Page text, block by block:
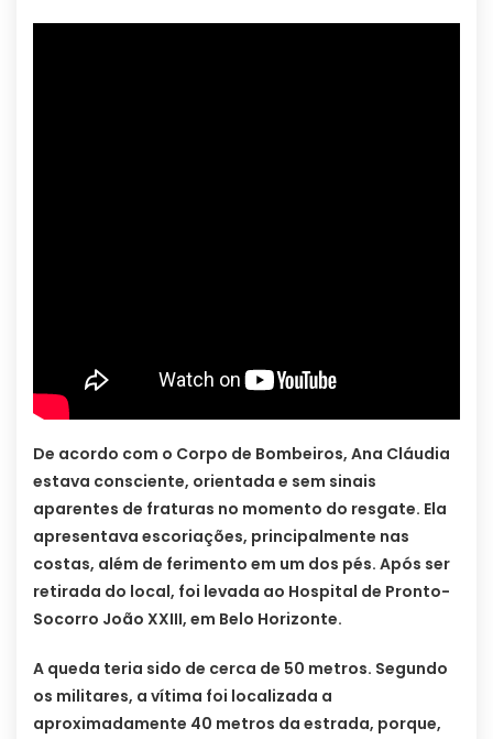
De acordo com o Corpo de Bombeiros, Ana Cláudia
estava consciente, orientada e sem sinais
aparentes de fraturas no momento do resgate. Ela
apresentava escoriações, principalmente nas
costas, além de ferimento em um dos pés. Após ser
retirada do local, foi levada ao Hospital de Pronto-
Socorro João XXIII, em Belo Horizonte.
A queda teria sido de cerca de 50 metros. Segundo
os militares, a vítima foi localizada a
aproximadamente 40 metros da estrada, porque,